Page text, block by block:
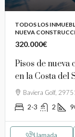
TODOS LOS
NUEVA
320.000€
Pisos de nueva
en la Costa del
Baviera Golf,
2-3 2
Llamada